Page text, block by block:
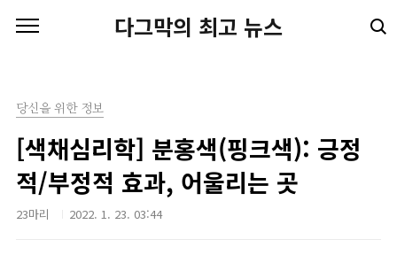
다그막의 최고 뉴스
당신을 위한 정보
[색채심리학] 분홍색(핑크색): 긍정
적/부정적 효과, 어울리는 곳
23마리 2022. 1. 23. 03:44